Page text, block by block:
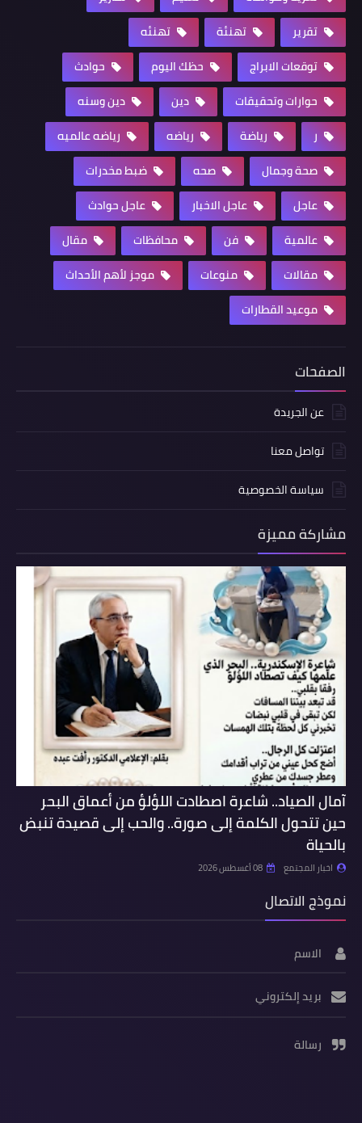
تقرير
تهنئة
تهنئه
توقعات الابراج
حظك اليوم
حوادث
حوارات وتحقيقات
دين
دين وسنه
ر
رياضة رياضه
رياضه عالميه
صحة وجمال
صحه
ضبط مخدرات
عاجل
عاجل الاخبار
عاجل حوادث
عالمية
فن محافظات
مقال
مقالات
منوعات
موجز لأهم الأحداث
موعيد القطارات
الصفحات
عن الجريدة
تواصل معنا
سياسة الخصوصية
مشاركة مميزة
آمال الصياد.. شاعرة اصطادت اللؤلؤ من أعماق البحر
حين تتحول الكلمة إلى صورة.. والحب إلى قصيدة تنبض
بالحياة
اخبار المجتمع 08 أغسطس 2026
نموذج الاتصال
الاسم
بريد إلكتروني
رسالة